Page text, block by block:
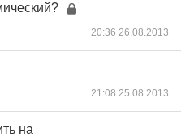
20:36 26.08.2013
21:08 25.08.2013
на